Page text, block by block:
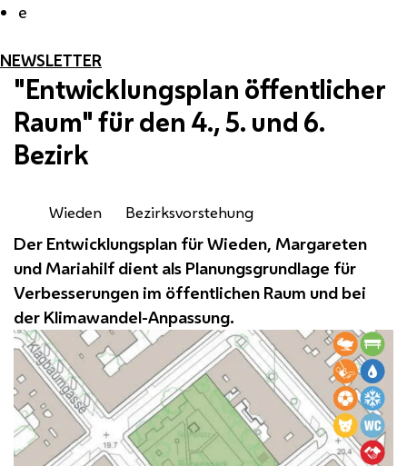
e
NEWSLETTER
"Entwicklungsplan öffentlicher
Raum" für den 4., 5. und 6.
Bezirk
Wieden Bezirksvorstehung
Der Entwicklungsplan für Wieden, Margareten
und Mariahilf dient als Planungsgrundlage für
Verbesserungen im öffentlichen Raum und bei
der Klimawandel-Anpassung.